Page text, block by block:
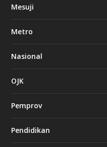
Mesuji
Metro
Nasional
OJK
Pemprov
Pendidikan